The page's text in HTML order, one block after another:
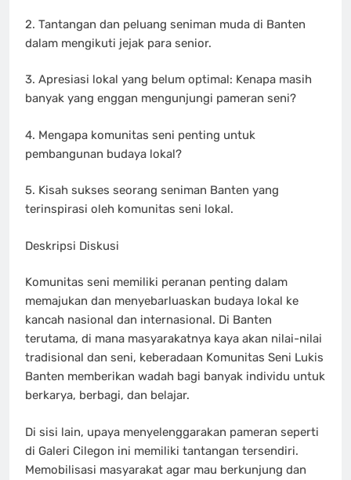
2. Tantangan dan peluang seniman muda di Banten
dalam mengikuti jejak para senior.
3. Apresiasi lokal yang belum optimal: Kenapa masih
banyak yang enggan mengunjungi pameran seni?
4. Mengapa komunitas seni penting untuk
pembangunan budaya lokal?
5. Kisah sukses seorang seniman Banten yang
terinspirasi oleh komunitas seni lokal.
Deskripsi Diskusi
Komunitas seni memiliki peranan penting dalam
memajukan dan menyebarluaskan budaya lokal ke
kancah nasional dan internasional. Di Banten
terutama, di mana masyarakatnya kaya akan nilai-nilai
tradisional dan seni, keberadaan Komunitas Seni Lukis
Banten memberikan wadah bagi banyak individu untuk
berkarya, berbagi, dan belajar.
Di sisi lain, upaya menyelenggarakan pameran seperti
di Galeri Cilegon ini memiliki tantangan tersendiri.
Memobilisasi masyarakat agar mau berkunjung dan